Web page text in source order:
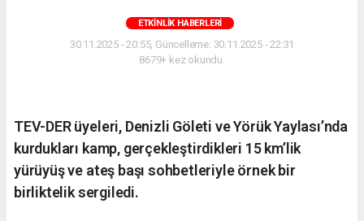
ETKINLIK HABERLERI
30.11.2025 - 20:55, Güncelleme: 30.11.2025 - 22:31
8679+ kez okundu.
TEV-DER üyeleri, Denizli Göleti ve Yörük Yaylası’nda
kurdukları kamp, gerçekleştirdikleri 15 km’lik
yürüyüş ve ateş başı sohbetleriyle örnek bir
birliktelik sergiledi.